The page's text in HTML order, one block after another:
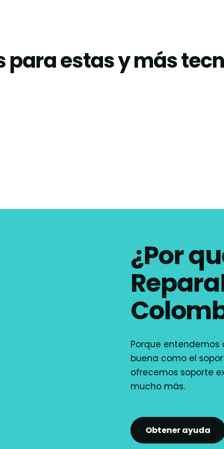
para estas y más
¿Por
Porque
buena como el
ofrecemos soporte
mucho más.
Obtener ayuda